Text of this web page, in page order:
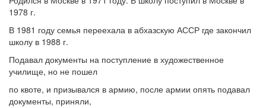
1978 г.
В 1981 году семья переехала в абхазскую АССР где закончил
школу в 1988 г.
Подавал документы на поступление в художественное
училище, но не пошел
по квоте, и призывался в армию, после армии опять подавал
документы, приняли,